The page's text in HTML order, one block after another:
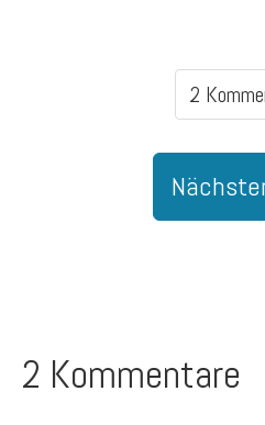
2
2 Kommentare